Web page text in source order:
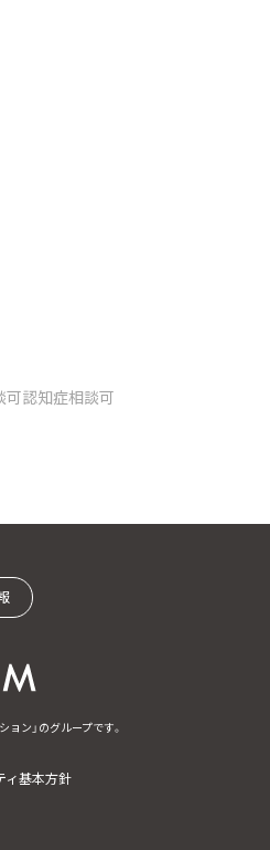
可認知症相談可
ョン」のグループです。
ィ基本方針